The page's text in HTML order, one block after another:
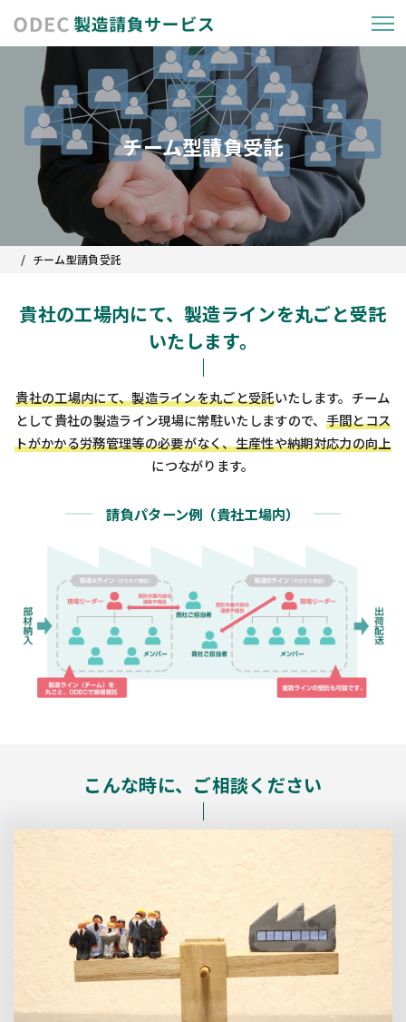
チーム型請負受託
/ チーム型請負受託
貴社の工場内にて、製造ラインを丸ごと受託
いたします。
貴社の工場内にて、製造ラインを丸ごと受託いたします。チーム
として貴社の製造ライン現場に常駐いたしますので、 手間とコス
トがかかる労務管理等の必要がなく、生産性や納期対応力の向上
につながります。
請負パターン例（貴社工場内）
こんな時に、ご相談ください